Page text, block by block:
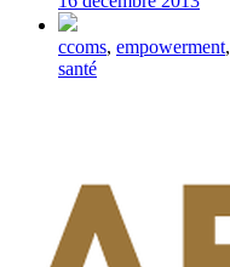
Tagged
with
ccoms, empowerment,
santé